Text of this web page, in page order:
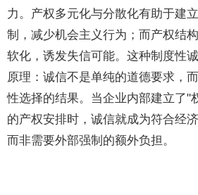
力。产权多元化与分散化有助于建
制，减少机会主义行为；而产权结
软化，诱发失信可能。这种制度性
原理：诚信不是单纯的道德要求，
性选择的结果。当企业内部建立了"
的产权安排时，诚信就成为符合经
而非需要外部强制的额外负担。